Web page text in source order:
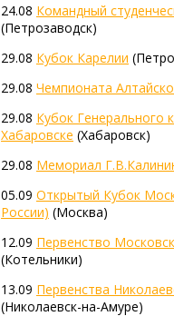
24.08 Командный
(Петрозаводск)
29.08 Кубок Карелии
29.08 Чемпионата
29.08 Кубок Генерального
Хабаровске (Хабаровск)
29.08 Мемориал
05.09 Открытый Кубок
России) (Москва)
12.09 Первенство
(Котельники)
13.09 Первенства
(Николаевск-на-Амуре)